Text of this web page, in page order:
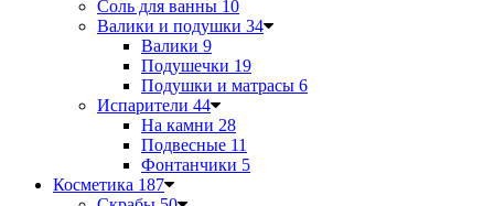
Соль для ванны 10
Валики и подушки 34
Валики 9
Подушечки 19
Подушки и матрасы 6
Испарители 44
На камни 28
Подвесные 11
Фонтанчики 5
Косметика 187